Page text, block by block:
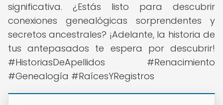
significativa. ¿Estás listo para descubrir
conexiones genealógicas sorprendentes y
secretos ancestrales? ¡Adelante, la historia de
tus antepasados te espera por descubrir!
#HistoriasDeApellidos #Renacimiento
#Genealogía #RaícesYRegistros